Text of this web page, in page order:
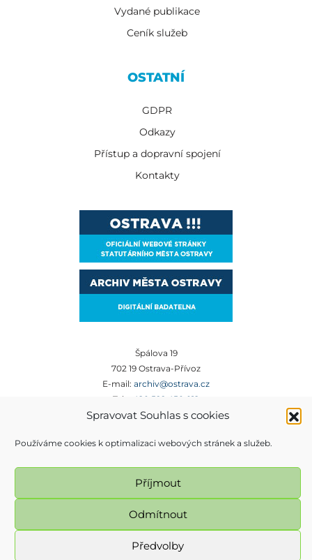
Spravovat Souhlas s cookies
Používáme cookies k optimalizaci webových stránek a služeb.
Příjmout
Odmítnout
Předvolby
Vydané publikace
Ceník služeb
OSTATNÍ
GDPR
Odkazy
Přístup a dopravní spojení
Kontakty
Špálova 19
702 19 Ostrava-Přívoz
E-mail: archiv@ostrava.cz
Tel:
+420 599 450 012
Magistrát města Ostravy, Prokešovo náměstí 8, 729 30 Ostrava. Všechna práva
Magistrátu města Ostravy.